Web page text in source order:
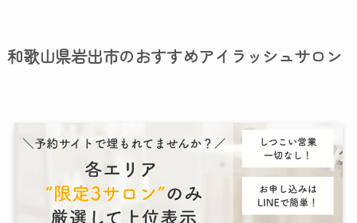
和歌山県岩出市のおすすめアイラッシュサロン